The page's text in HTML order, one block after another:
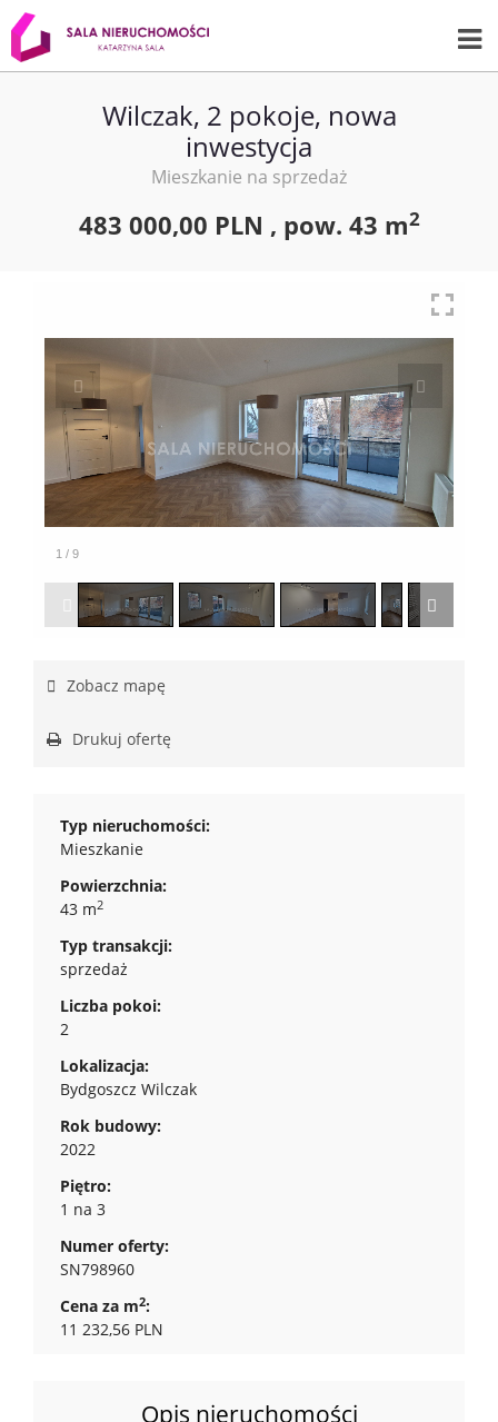
Wilczak, 2 pokoje, nowa
inwestycja
Mieszkanie na sprzedaż
483 000,00 PLN , pow. 43 m2
1 / 9
Zobacz mapę
Drukuj ofertę
Typ nieruchomości:
Mieszkanie
Powierzchnia:
43 m2
Typ transakcji:
sprzedaż
Liczba pokoi:
2
Lokalizacja:
Bydgoszcz Wilczak
Rok budowy:
2022
Piętro:
1 na 3
Numer oferty:
SN798960
Cena za m2:
11 232,56 PLN
Opis nieruchomości